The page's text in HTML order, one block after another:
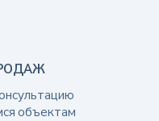
объектам